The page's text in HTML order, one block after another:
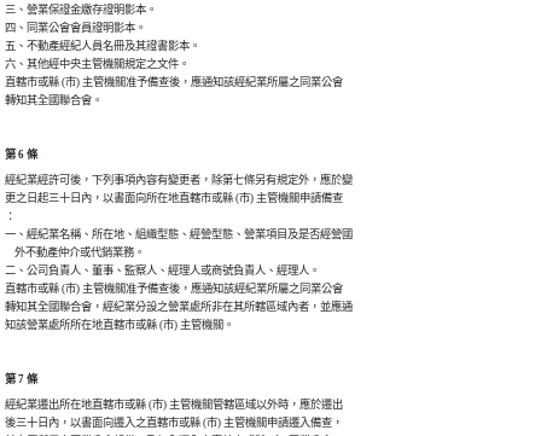
三、營業保證金繳存證明影本。
四、同業公會會員證明影本。
五、不動產經紀人員名冊及其證書影本。
六、其他經中央主管機關規定之文件。
直轄市或縣 (市) 主管機關准予備查後，應通知該經紀業所屬之同業公會
第 6 條
經紀業經許可後，下列事項內容有變更者，除第七條另有規定外，應於變
更之日起三十日內，以書面向所在地直轄市或縣 (市) 主管機關申請備查
：
一、經紀業名稱、所在地、組織型態、經營型態、營業項目及是否經營國
    外不動產仲介或代銷業務。
二、公司負責人、董事、監察人、經理人或商號負責人、經理人。
直轄市或縣 (市) 主管機關准予備查後，應通知該經紀業所屬之同業公會
轉知其全國聯合會，經紀業分設之營業處所非在其所轄區域內者，並應通
第 7 條
經紀業遷出所在地直轄市或縣 (市) 主管機關管轄區域以外時，應於遷出
後三十日內，以書面向遷入之直轄市或縣 (市) 主管機關申請遷入備查，